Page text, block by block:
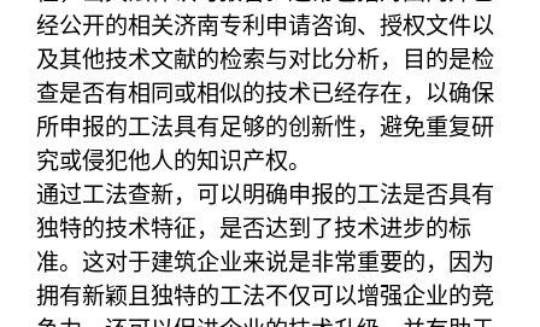
经公开的相关济南专利申请咨询、授权文件以
及其他技术文献的检索与对比分析，目的是检
查是否有相同或相似的技术已经存在，以确保
所申报的工法具有足够的创新性，避免重复研
究或侵犯他人的知识产权。
通过工法查新，可以明确申报的工法是否具有
独特的技术特征，是否达到了技术进步的标
准。这对于建筑企业来说是非常重要的，因为
拥有新颖且独特的工法不仅可以增强企业的竞